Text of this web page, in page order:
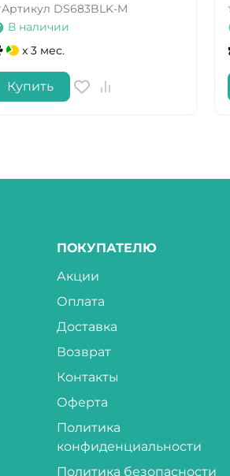
Артикул DS683BLK-M
В наличии
x 3 мес.
Купить
ПОКУПАТЕЛЮ
Акции
Оплата
Доставка
Возврат
Контакты
Оферта
Политика
конфиденциальности
Политика безопасности